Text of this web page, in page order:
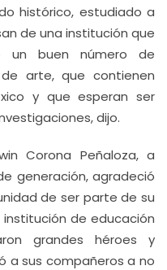
histórico, estudiado a
de una institución que
un buen número de
arte, que contienen
y que esperan ser
dijo.
Corona Peñaloza, a
generación, agradeció
de ser parte de su
de educación
grandes héroes y
a sus compañeros a no